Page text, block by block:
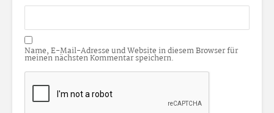
Name, E-Mail-Adresse und Website in diesem Browser für
meinen nächsten Kommentar speichern.